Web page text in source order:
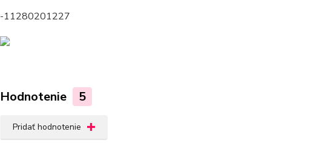
-11280201227
Hodnotenie 5
Pridať hodnotenie